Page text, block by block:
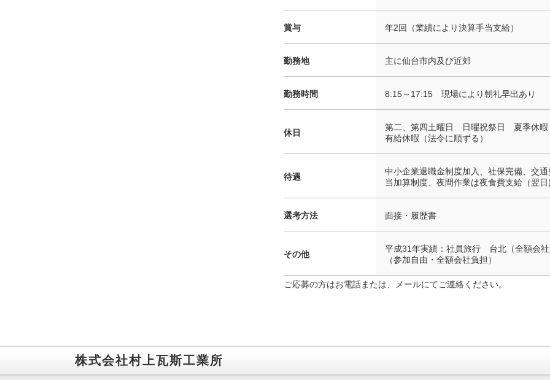
賞与 年2回（業績により決算手当支給）
勤務地 主に仙台市内及び近郊
勤務時間 8:15～17:15 現場により朝礼早出あり
休日
第二、第四土曜日 日曜祝祭日 夏季休
有給休暇（法令に順ずる）
待遇
中小企業退職金制度加入、社保完備、交
当加算制度、夜間作業は夜食費支給（翌
選考方法 面接・履歴書
その他
平成31年実績：社員旅行 台北（全額
（参加自由・全額会社負担）
ご応募の方はお電話または、メールにてご連絡ください。
株式会社村上瓦斯工業所